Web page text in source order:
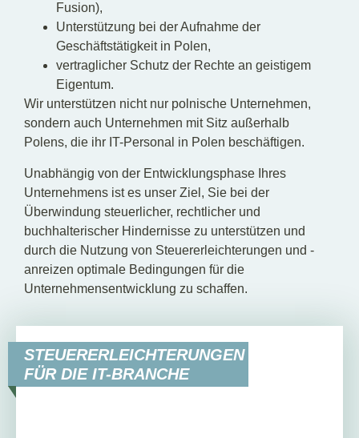
Fusion),
Unterstützung bei der Aufnahme der
Geschäftstätigkeit in Polen,
vertraglicher Schutz der Rechte an geistigem
Eigentum.
Wir unterstützen nicht nur polnische Unternehmen,
sondern auch Unternehmen mit Sitz außerhalb
Polens, die ihr IT-Personal in Polen beschäftigen.
Unabhängig von der Entwicklungsphase Ihres
Unternehmens ist es unser Ziel, Sie bei der
Überwindung steuerlicher, rechtlicher und
buchhalterischer Hindernisse zu unterstützen und
durch die Nutzung von Steuererleichterungen und -
anreizen optimale Bedingungen für die
Unternehmensentwicklung zu schaffen.
STEUERERLEICHTERUNGEN
FÜR DIE IT-BRANCHE